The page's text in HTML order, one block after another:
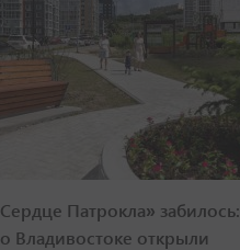
Патрокла» забилось:
Владивостоке открыли